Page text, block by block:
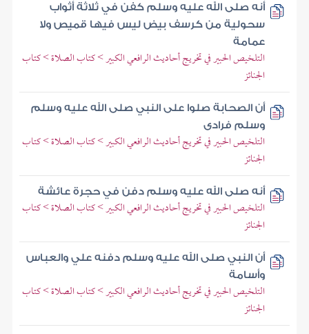
أنه صلى الله عليه وسلم كفن في ثلاثة أثواب
سحولية من كرسف بيض ليس فيها قميص ولا
عمامة
التلخيص الحبير في تخريج أحاديث الرافعي الكبير > كتاب الصلاة > كتاب
الجنائز
أن الصحابة صلوا على النبي صلى الله عليه وسلم
وسلم فرادى
التلخيص الحبير في تخريج أحاديث الرافعي الكبير > كتاب الصلاة > كتاب
الجنائز
أنه صلى الله عليه وسلم دفن في حجرة عائشة
التلخيص الحبير في تخريج أحاديث الرافعي الكبير > كتاب الصلاة > كتاب
الجنائز
أن النبي صلى الله عليه وسلم دفنه علي والعباس
وأسامة
التلخيص الحبير في تخريج أحاديث الرافعي الكبير > كتاب الصلاة > كتاب
الجنائز